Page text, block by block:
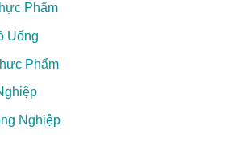
Phẩm
Uống
Phẩm
Nghiệp